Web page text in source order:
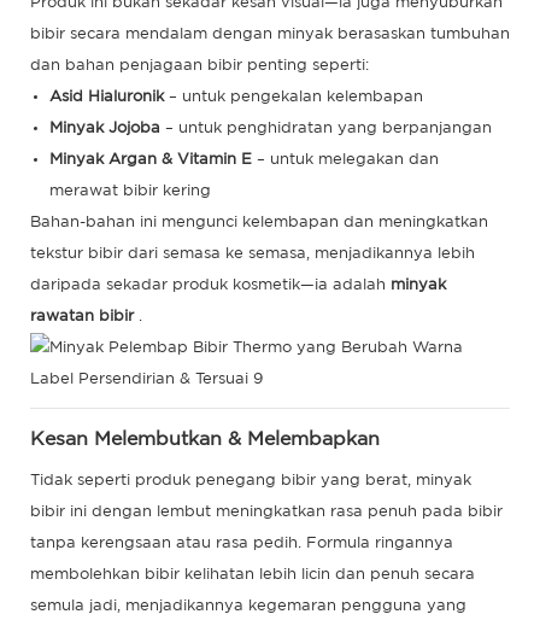
Produk ini bukan sekadar kesan visual—ia juga menyuburkan
bibir secara mendalam dengan minyak berasaskan tumbuhan
dan bahan penjagaan bibir penting seperti:
Asid Hialuronik– untuk pengekalan kelembapan
Minyak Jojoba – untuk penghidratan yang berpanjangan
Minyak Argan & Vitamin E– untuk melegakan dan
merawat bibir kering
Bahan-bahan ini mengunci kelembapan dan meningkatkan
tekstur bibir dari semasa ke semasa, menjadikannya lebih
daripada sekadar produk kosmetik—ia adalah minyak
rawatan bibir.
Kesan Melembutkan & Melembapkan
Tidak seperti produk penegang bibir yang berat, minyak
bibir ini dengan lembut meningkatkan rasa penuh pada bibir
tanpa kerengsaan atau rasa pedih. Formula ringannya
membolehkan bibir kelihatan lebih licin dan penuh secara
semula jadi, menjadikannya kegemaran pengguna yang